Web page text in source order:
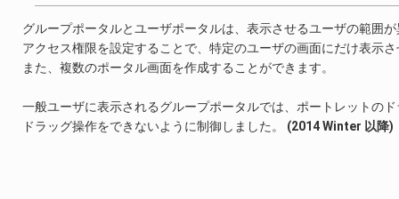
グループポータルとユーザポータルは、表示させるユーザの範囲
アクセス権限を設定することで、特定のユーザの画面にだけ表示
また、複数のポータル画面を作成することができます。
一般ユーザに表示されるグループポータルでは、ポートレットの
ドラッグ操作をできないように制御しました。 (2014 Winter 以降)